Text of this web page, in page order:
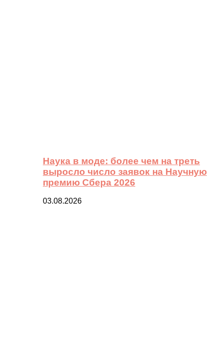
Наука в моде: более чем на треть
выросло число заявок на Научную
премию Сбера 2026
03.08.2026